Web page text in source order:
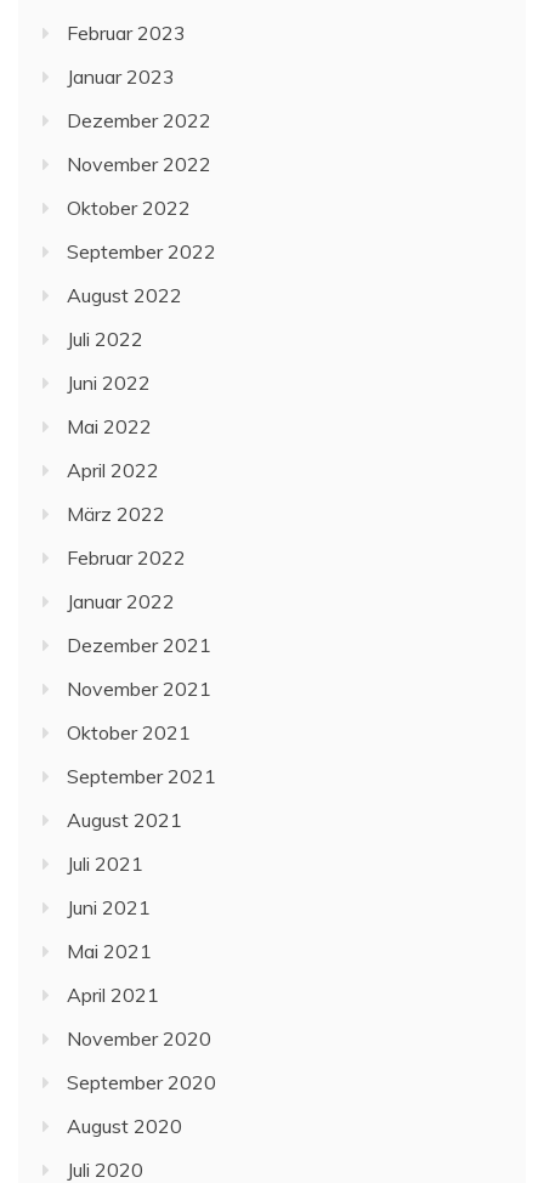
Februar 2023
Januar 2023
Dezember 2022
November 2022
Oktober 2022
September 2022
August 2022
Juli 2022
Juni 2022
Mai 2022
April 2022
März 2022
Februar 2022
Januar 2022
Dezember 2021
November 2021
Oktober 2021
September 2021
August 2021
Juli 2021
Juni 2021
Mai 2021
April 2021
November 2020
September 2020
August 2020
Juli 2020